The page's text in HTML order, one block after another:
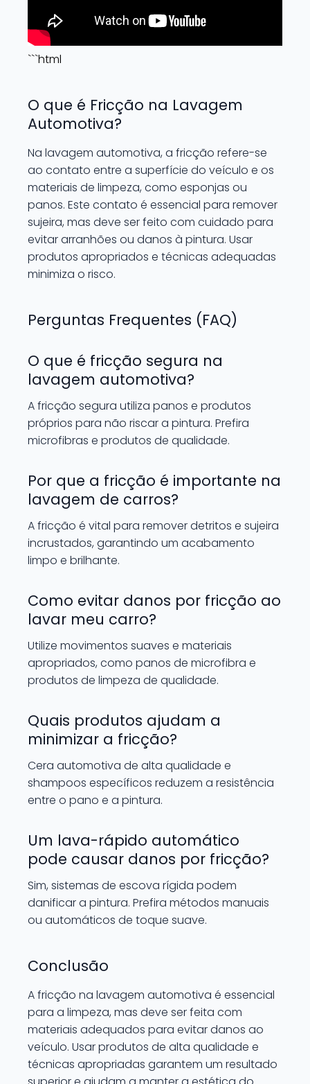
```html
O que é Fricção na Lavagem
Automotiva?
Na lavagem automotiva, a fricção refere-se
ao contato entre a superfície do veículo e os
materiais de limpeza, como esponjas ou
panos. Este contato é essencial para remover
sujeira, mas deve ser feito com cuidado para
evitar arranhões ou danos à pintura. Usar
produtos apropriados e técnicas adequadas
minimiza o risco.
Perguntas Frequentes (FAQ)
O que é fricção segura na
lavagem automotiva?
A fricção segura utiliza panos e produtos
próprios para não riscar a pintura. Prefira
microfibras e produtos de qualidade.
Por que a fricção é importante na
lavagem de carros?
A fricção é vital para remover detritos e sujeira
incrustados, garantindo um acabamento
limpo e brilhante.
Como evitar danos por fricção ao
lavar meu carro?
Utilize movimentos suaves e materiais
apropriados, como panos de microfibra e
produtos de limpeza de qualidade.
Quais produtos ajudam a
minimizar a fricção?
Cera automotiva de alta qualidade e
shampoos específicos reduzem a resistência
entre o pano e a pintura.
Um lava-rápido automático
pode causar danos por fricção?
Sim, sistemas de escova rígida podem
danificar a pintura. Prefira métodos manuais
ou automáticos de toque suave.
Conclusão
A fricção na lavagem automotiva é essencial
para a limpeza, mas deve ser feita com
materiais adequados para evitar danos ao
veículo. Usar produtos de alta qualidade e
técnicas apropriadas garantem um resultado